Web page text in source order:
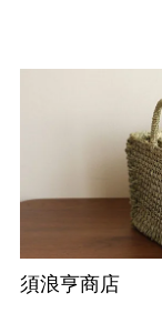
須浪亨商店